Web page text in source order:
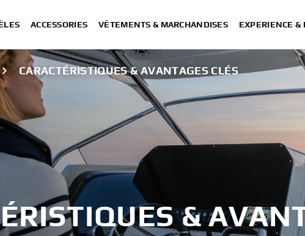
ACCESSORIES VÊTEMENTS & MARCHANDISES EXPERIENCE &
CARACTÉRISTIQUES & AVANTAGES CLÉS
&